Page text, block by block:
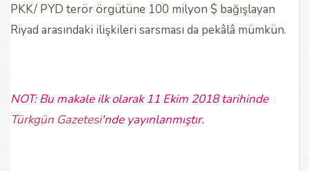
PKK/ PYD terör örgütüne 100 milyon $ bağışlayan
Riyad arasındaki ilişkileri sarsması da pekâlâ mümkün.
NOT: Bu makale ilk olarak 11 Ekim 2018 tarihinde
Türkgün Gazetesi'nde yayınlanmıştır.